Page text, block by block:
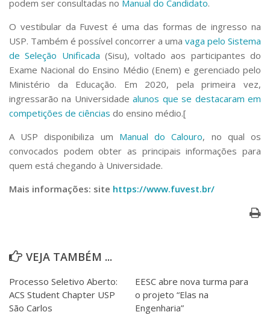
podem ser consultadas no Manual do Candidato.
O vestibular da Fuvest é uma das formas de ingresso na
USP. Também é possível concorrer a uma vaga pelo Sistema
de Seleção Unificada (Sisu), voltado aos participantes do
Exame Nacional do Ensino Médio (Enem) e gerenciado pelo
Ministério da Educação. Em 2020, pela primeira vez,
ingressarão na Universidadealunos que se destacaram em
competições de ciências do ensino médio.[
A USP disponibiliza um Manual do Calouro, no qual os
convocados podem obter as principais informações para
quem está chegando à Universidade.
Mais informações: site https://www.fuvest.br/
VEJA TAMBÉM ...
Processo Seletivo Aberto:
ACS Student Chapter USP
São Carlos
EESC abre nova turma para
o projeto “Elas na
Engenharia”